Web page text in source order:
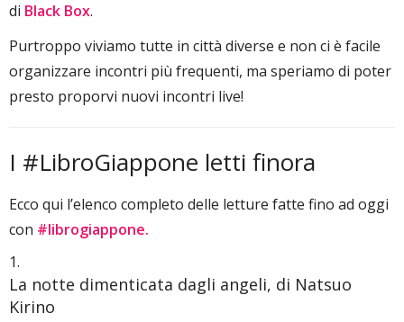
di Black Box.
Purtroppo viviamo tutte in città diverse e non ci è facile
organizzare incontri più frequenti, ma speriamo di poter
presto proporvi nuovi incontri live!
I #LibroGiappone letti finora
Ecco qui l’elenco completo delle letture fatte fino ad oggi
con #librogiappone.
La notte dimenticata dagli angeli, di Natsuo
Kirino